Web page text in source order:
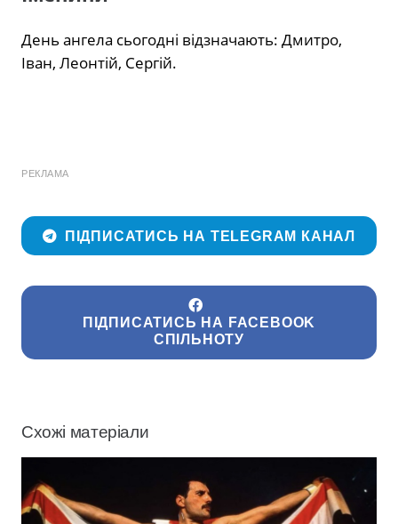
День ангела сьогодні відзначають: Дмитро,
Іван, Леонтій, Сергій.
РЕКЛАМА
ПІДПИСАТИСЬ НА TELEGRAM КАНАЛ
ПІДПИСАТИСЬ НА FACEBOOK
СПІЛЬНОТУ
Схожі матеріали